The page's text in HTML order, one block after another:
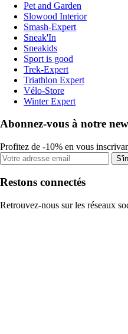
Pet and Garden
Slowood Interior
Smash-Expert
Sneak'In
Sneakids
Sport is good
Trek-Expert
Triathlon Expert
Vélo-Store
Winter Expert
Abonnez-vous à notre
Profitez de -10% en vous
Restons connectés
Retrouvez-nous sur les réseaux